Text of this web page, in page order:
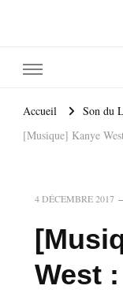
Accueil
Son du
[Musique] Kanye
4 DÉCEMBRE 2017
West